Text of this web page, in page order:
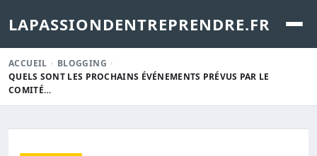
LAPASSIONDENTREPRENDRE.FR
ACCUEIL
BLOGGING
QUELS SONT LES PROCHAINS ÉVÉNEMENTS PRÉVUS PAR LE
COMITÉ…